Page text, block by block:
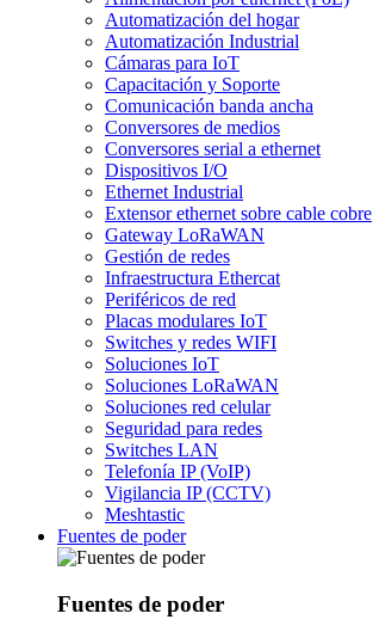
Automatización del hogar
Automatización Industrial
Cámaras para IoT
Capacitación y Soporte
Comunicación banda ancha
Conversores de medios
Conversores serial a ethernet
Dispositivos I/O
Ethernet Industrial
Extensor ethernet sobre cable cobre
Gateway LoRaWAN
Gestión de redes
Infraestructura Ethercat
Periféricos de red
Placas modulares IoT
Switches y redes WIFI
Soluciones IoT
Soluciones LoRaWAN
Soluciones red celular
Seguridad para redes
Switches LAN
Telefonía IP (VoIP)
Vigilancia IP (CCTV)
Meshtastic
Fuentes de poder
Fuentes de poder